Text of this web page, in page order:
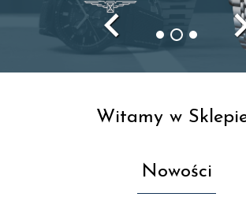
navigate_before
Witamy w
Nowości